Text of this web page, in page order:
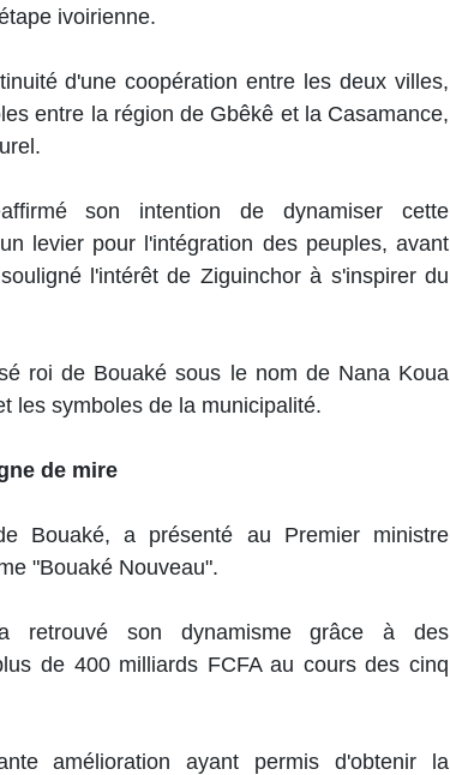
ivoirienne.
d'une coopération entre les deux villes,
entre la région de Gbêkê et la Casamance,
son intention de dynamiser cette
levier pour l'intégration des peuples, avant
l'intérêt de Ziguinchor à s'inspirer du
roi de Bouaké sous le nom de Nana Koua
les symboles de la municipalité.
de mire
Bouaké, a présenté au Premier ministre
"Bouaké Nouveau".
son dynamisme grâce à des
de 400 milliards FCFA au cours des cinq
amélioration ayant permis d'obtenir la